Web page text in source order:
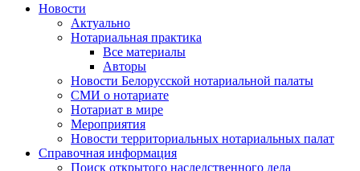
Новости
Актуально
Нотариальная практика
Все материалы
Авторы
Новости Белорусской нотариальной палаты
СМИ о нотариате
Нотариат в мире
Мероприятия
Новости территориальных нотариальных палат
Справочная информация
Поиск открытого наследственного дела